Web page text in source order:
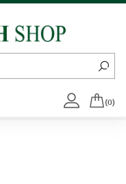
(0)